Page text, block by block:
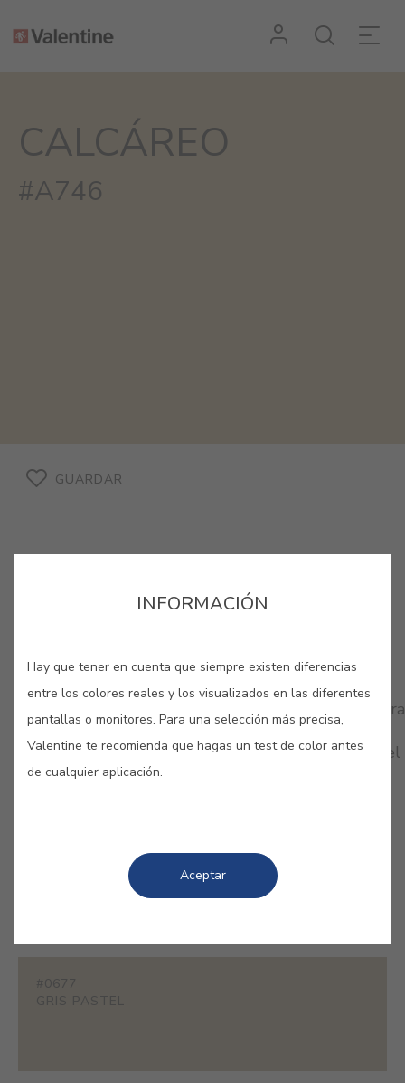
CALCÁREO
#A746
GUARDAR
COLORES RELACIONADOS
Sírvete de estas tonalidades suaves y relajadas para
dotar de elegancia y discreción tus espacios
favoritos. Inspírate con esta gama para disfrutar del
máximo bienestar en tu hogar.
#0677
GRIS PASTEL
INFORMACIÓN
Hay que tener en cuenta que siempre existen diferencias
entre los colores reales y los visualizados en las diferentes
pantallas o monitores. Para una selección más precisa,
Valentine te recomienda que hagas un test de color antes
de cualquier aplicación.
Aceptar